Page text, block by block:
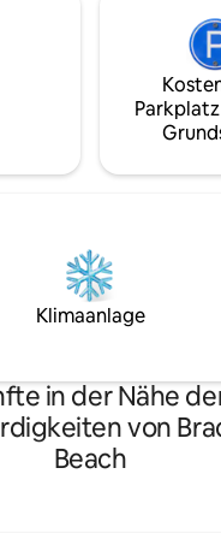
Klimaanlage
in der Nähe
von
Beach